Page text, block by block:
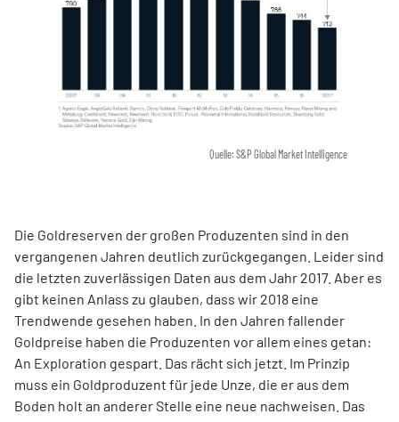
Quelle: S&P Global Market Intelligence
Die Goldreserven der großen Produzenten sind in den
vergangenen Jahren deutlich zurückgegangen. Leider sind
die letzten zuverlässigen Daten aus dem Jahr 2017. Aber es
gibt keinen Anlass zu glauben, dass wir 2018 eine
Trendwende gesehen haben. In den Jahren fallender
Goldpreise haben die Produzenten vor allem eines getan:
An Exploration gespart. Das rächt sich jetzt. Im Prinzip
muss ein Goldproduzent für jede Unze, die er aus dem
Boden holt an anderer Stelle eine neue nachweisen. Das